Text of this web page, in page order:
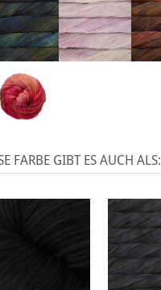
FARBE GIBT ES AUCH ALS: